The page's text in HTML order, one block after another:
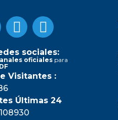
sociales:
oficiales para
Visitantes :
Últimas 24
108930